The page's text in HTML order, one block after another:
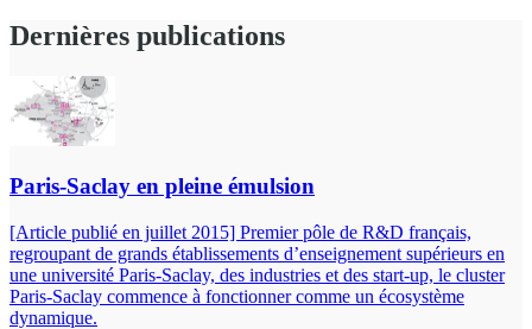
Dernières publications
Paris-Saclay en pleine émulsion
[Article publié en juillet 2015] Premier pôle de R&D français,
regroupant de grands établissements d’enseignement supérieurs en
une université Paris-Saclay, des industries et des start-up, le cluster
Paris-Saclay commence à fonctionner comme un écosystème
dynamique.